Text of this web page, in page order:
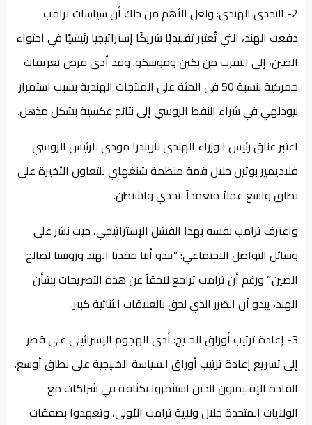
2- التحدي الهندي: ولعل الأهم من ذلك أن سياسات ترامب
دفعت الهند، التي تُعتبر تقليديًا شريكًا إستراتيجيا رئيسيًا في احتواء
الصين، إلى التقرب من بكين وموسكو. وقد أدى فرض تعريفات
جمركية بنسبة 50 في المئة على المنتجات الهندية بسبب استمرار
نيودلهي في شراء النفط الروسي إلى نتائج عكسية بشكل مذهل.
اعتبر عناق رئيس الوزراء الهندي ناريندرا مودي للرئيس الروسي
فلاديمير بوتين خلال قمة منظمة شنغهاي للتعاون الأخيرة على
نطاق واسع عملاً متعمداً لتحدي واشنطن.
واعترف ترامب نفسه بهذا الفشل الإستراتيجي، حيث نشر على
وسائل التواصل الاجتماعي: ”يبدو أننا فقدنا الهند وروسيا لصالح
الصين.” ورغم أن ترامب تراجع لاحقاً عن هذه التصريحات بشأن
الهند، يبدو أن الضرر الذي لحق بالعلاقات الثنائية كبير.
3- إعادة ترتيب أوراق الخليج: أدى الهجوم الإسرائيلي على قطر
إلى تسريع إعادة ترتيب أوراق السياسة الخليجية على نطاق أوسع.
القادة الإقليميون الذين استثمروا بكثافة في شراكات مع
الولايات المتحدة خلال ولاية ترامب الأولى، وتعهدوا بصفقات